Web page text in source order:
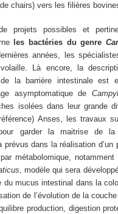
chairs) vers les filières
projets possibles et
les bactéries du genre
années, les
Là encore, la
de la barrière intestinale
asymptomatique de
isolées dans leur grande
Anses, les travaux
garder la maitrise de
prévus dans la réalisation
métabolomique,
, modèle qui sera
du mucus intestinal dans la
de l’évolution de la
production, digestion